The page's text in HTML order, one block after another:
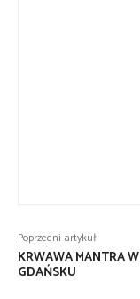
Poprzedni artykuł
KRWAWA MANTRA W
GDAŃSKU